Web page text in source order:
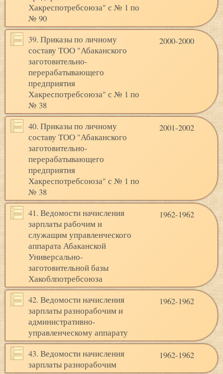
Хакреспотребсоюза" с № 1 по
№ 90
39. Приказы по личному
составу ТОО "Абаканского
заготовительно-
перерабатывающего
предприятия
Хакреспотребсоюза" с № 1 по
№ 38
2000-2000
40. Приказы по личному
составу ТОО "Абаканского
заготовительно-
перерабатывающего
предприятия
Хакреспотребсоюза" с № 1 по
№ 38
2001-2002
41. Ведомости начисления
зарплаты рабочим и
служащим управленческого
аппарата Абаканской
Универсально-
заготовительной базы
Хакоблпотребсоюза
1962-1962
42. Ведомости начисления
зарплаты разнорабочим и
административно-
управленческому аппарату
1962-1962
43. Ведомости начисления
зарплаты разнорабочим
1962-1962